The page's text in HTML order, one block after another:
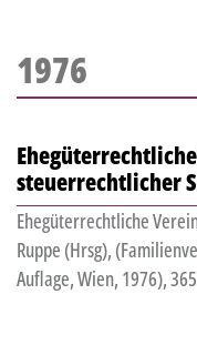
1976
steuerrechtlicher
Ehegüterrechtliche
Ruppe (Hrsg),
Auflage, Wien, 1976), 365